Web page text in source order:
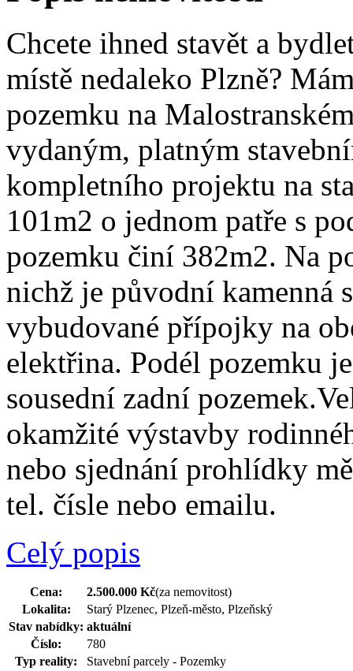
Chcete ihned stavět a
místě nedaleko Plzně?
pozemku na
vydaným, platným
kompletního projektu na
101m2 o jednom patře s
pozemku činí 382m2. Na
nichž je původní kamenná
vybudované přípojky na
elektřina. Podél pozemku
sousední zadní
okamžité výstavby
nebo sjednání prohlídky
tel. čísle nebo emailu.
Celý popis
Cena: 2.500.000 Kč(za nemovitost)
Lokalita:
Starý Plzenec, Plzeň-město, Plzeňský
Stav nabídky: aktuální
Číslo:
780
Typ reality:
Stavební parcely - Pozemky